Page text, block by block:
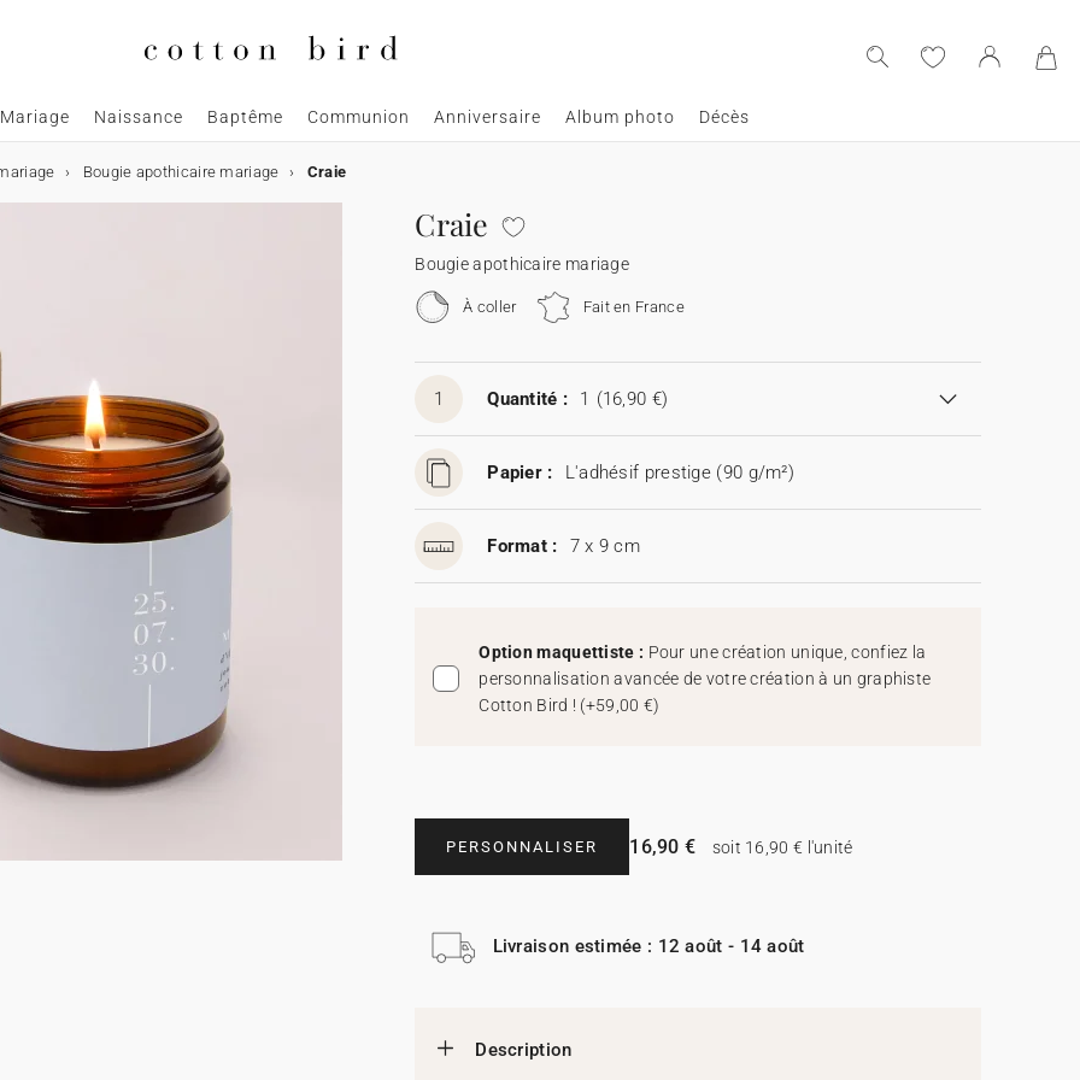
Mariage Naissance Baptême Communion Anniversaire Album photo Décès
Bougie apothicaire mariage Craie
Craie
Bougie apothicaire mariage
À coller Fait en France
1 Quantité : 1 (16,90 €)
Papier : L'adhésif prestige (90 g/m²)
Format : 7 x 9 cm
Option maquettiste : Pour une création unique, confiez la
personnalisation avancée de votre création à un graphiste
Cotton Bird ! (+59,00 €)
PERSONNALISER 16,90 € soit 16,90 € l'unité
Livraison estimée : 12 août - 14 août
Description